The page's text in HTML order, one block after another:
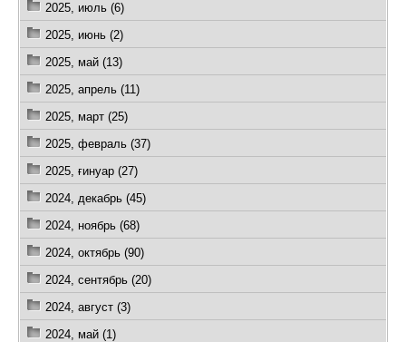
2025, июль (6)
2025, июнь (2)
2025, май (13)
2025, апрель (11)
2025, март (25)
2025, февраль (37)
2025, ғинуар (27)
2024, декабрь (45)
2024, ноябрь (68)
2024, октябрь (90)
2024, сентябрь (20)
2024, август (3)
2024, май (1)